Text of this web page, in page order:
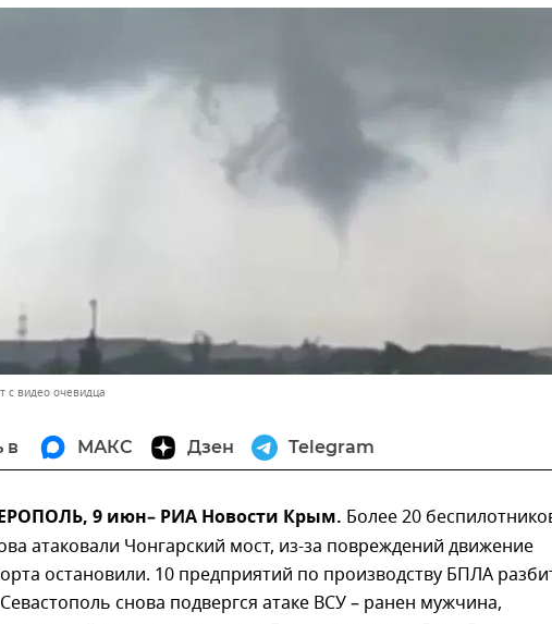
с видео очевидца
в МАКС Дзен Telegram
9 июн– РИА Новости Крым. Более 20
атаковали Чонгарский мост, из-за повреждений движение
остановили. 10 предприятий по производству БПЛА
снова подвергся атаке ВСУ – ранен мужчина,